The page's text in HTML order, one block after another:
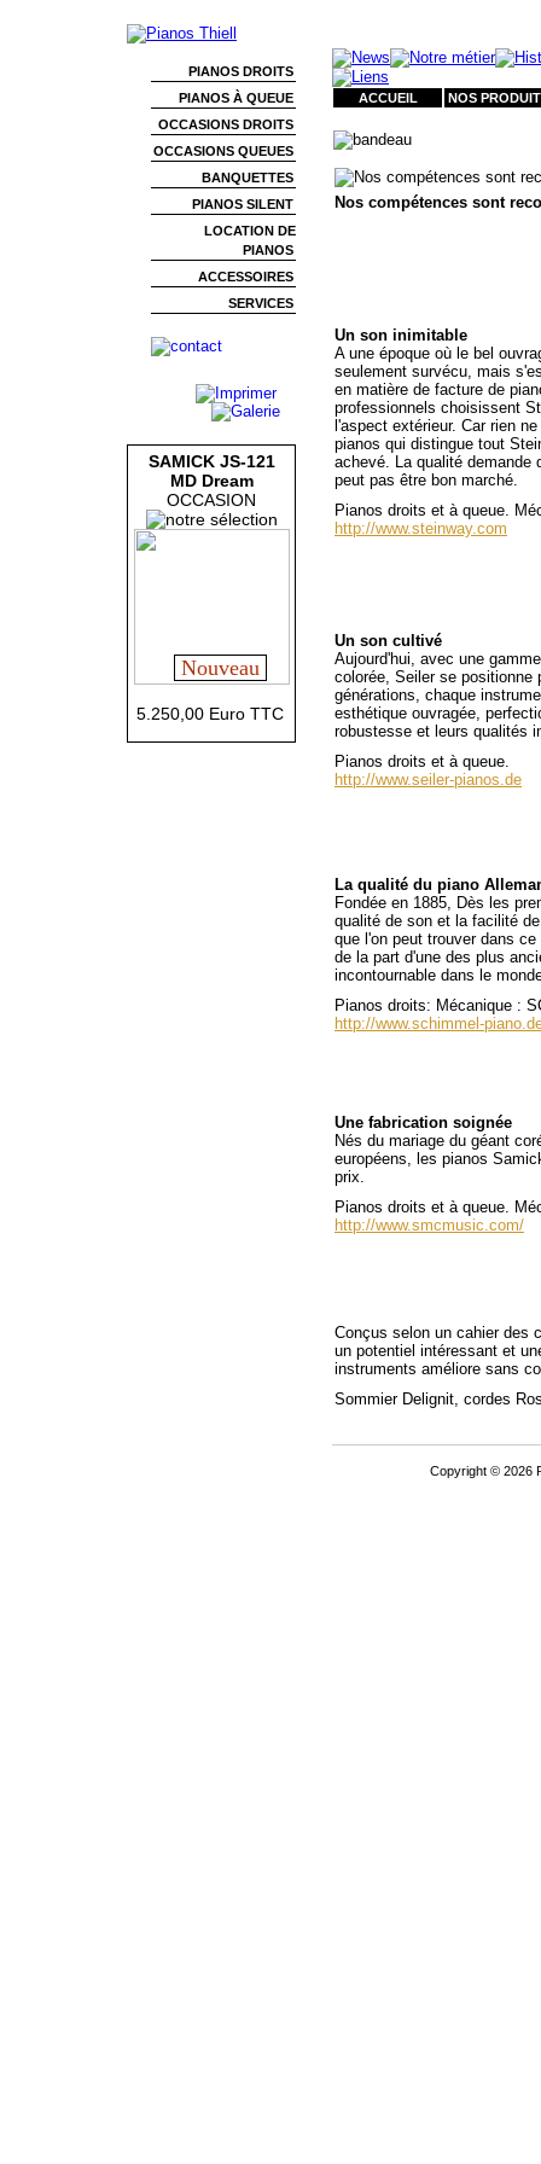
PIANOS DROITS
PIANOS À QUEUE
OCCASIONS DROITS
OCCASIONS QUEUES
BANQUETTES
PIANOS SILENT
LOCATION DE
PIANOS
ACCESSOIRES
SERVICES
SAMICK JS-121
MD Dream
OCCASION
Nouveau
5.250,00 Euro TTC
ACCUEIL NOS
Nos compétences sont
Un son inimitable
A une époque où le bel
seulement survécu, mais
en matière de facture de
professionnels choisissent
l'aspect extérieur. Car rien
pianos qui distingue tout
achevé. La qualité demande
peut pas être bon marché.
Pianos droits et à queue.
http://www.steinway.com
Un son cultivé
Aujourd'hui, avec une
colorée, Seiler se positionne
générations, chaque
esthétique ouvragée,
robustesse et leurs qualités
Pianos droits et à queue.
http://www.seiler-pianos.de
La qualité du piano
Fondée en 1885, Dès les
qualité de son et la facilité
que l'on peut trouver dans
de la part d'une des plus
incontournable dans le
Pianos droits: Mécanique :
http://www.schimmel-
Une fabrication soignée
Nés du mariage du géant
européens, les pianos
prix.
Pianos droits et à queue.
http://www.smcmusic.com/
Conçus selon un cahier des
un potentiel intéressant et
instruments améliore sans
Sommier Delignit, cordes
Copyright © 2026